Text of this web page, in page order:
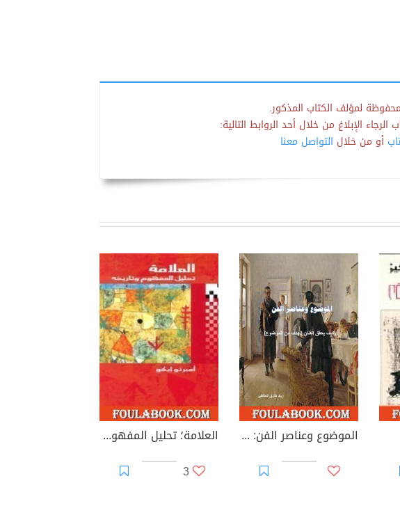
لمؤلف الكتاب المذكور.
الإبلاغ من خلال أحد الروابط التالية:
أو من خلال التواصل معنا
الموضوع وعناصر الفن: كيف يحقق الفنان الهدف من الموضوع؟
العلامة؛ تحليل المفهوم وتاريخه
3